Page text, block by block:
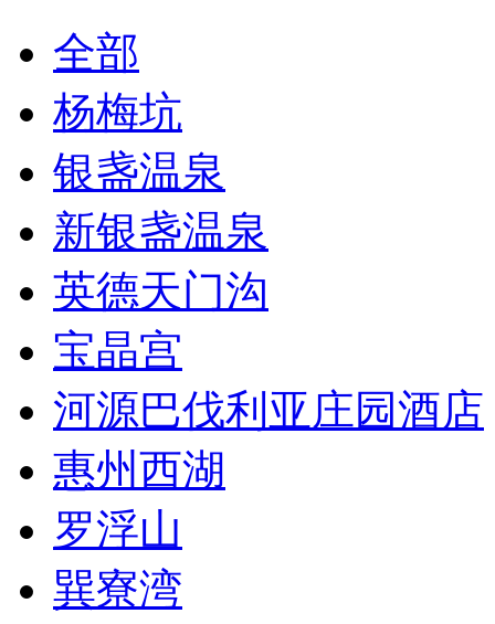
全部
杨梅坑
银盏温泉
新银盏温泉
英德天门沟
宝晶宫
河源巴伐利亚庄园酒店
惠州西湖
罗浮山
巽寮湾